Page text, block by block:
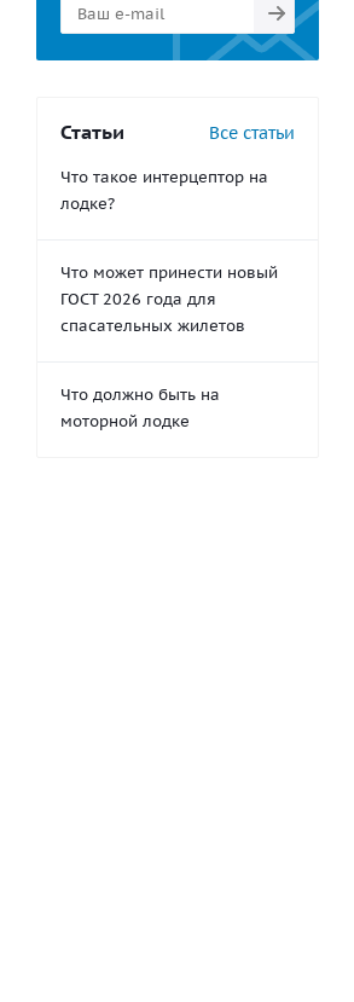
Статьи Все статьи
Что такое интерцептор на
лодке?
Что может принести новый
ГОСТ 2026 года для
спасательных жилетов
Что должно быть на
моторной лодке